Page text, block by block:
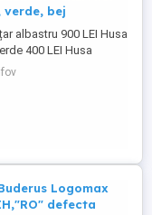
verde, bej
albastru 900 LEI Husa
400 LEI Husa
200 LEI Predare
sau zona
Logomax
defecta